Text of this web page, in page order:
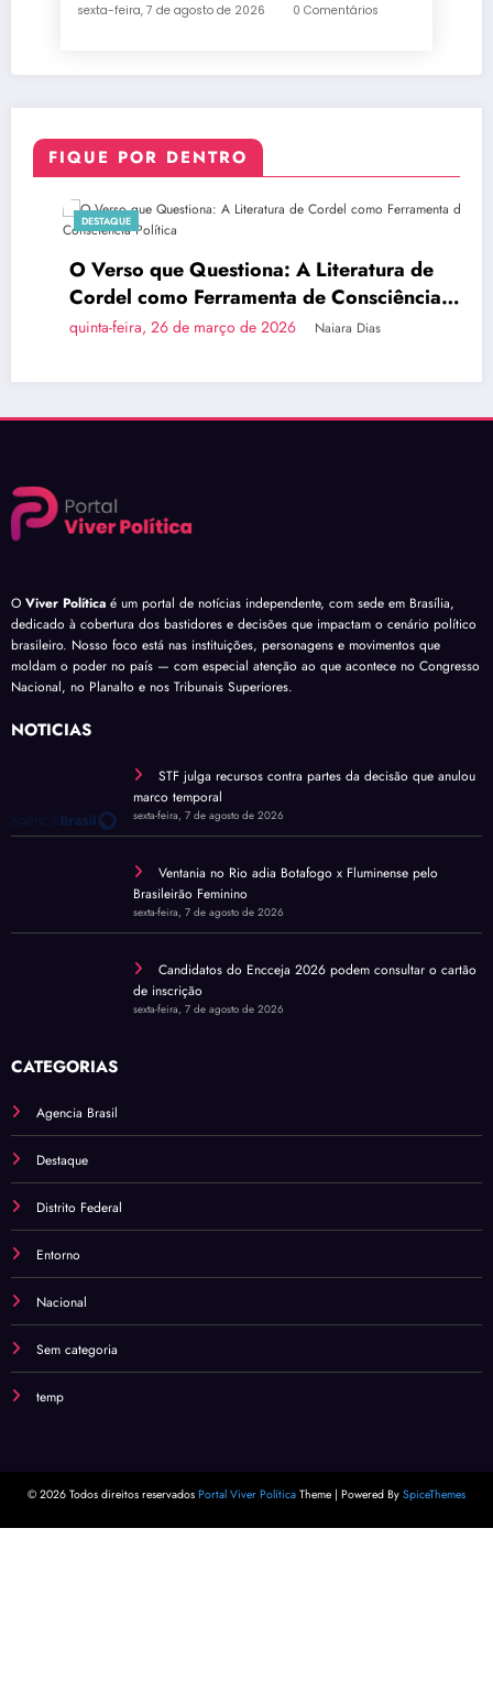
sexta-feira, 7 de agosto de 2026 0 Comentários
FIQUE POR DENTRO
DESTAQUE
O Verso que Questiona: A Literatura de
Cordel como Ferramenta de Consciência
Política
quinta-feira, 26 de março de 2026 Naiara Dias
O Viver Política é um portal de notícias independente, com sede em Brasília,
dedicado à cobertura dos bastidores e decisões que impactam o cenário político
brasileiro. Nosso foco está nas instituições, personagens e movimentos que
moldam o poder no país — com especial atenção ao que acontece no Congresso
Nacional, no Planalto e nos Tribunais Superiores.
NOTÍCIAS
STF julga recursos contra partes da decisão que anulou
marco temporal
sexta-feira, 7 de agosto de 2026
Ventania no Rio adia Botafogo x Fluminense pelo
Brasileirão Feminino
sexta-feira, 7 de agosto de 2026
Candidatos do Encceja 2026 podem consultar o cartão
de inscrição
sexta-feira, 7 de agosto de 2026
CATEGORIAS
Agencia Brasil
Destaque
Distrito Federal
Entorno
Nacional
Sem categoria
temp
© 2026 Todos direitos reservados Portal Viver Política Theme | Powered By SpiceThemes